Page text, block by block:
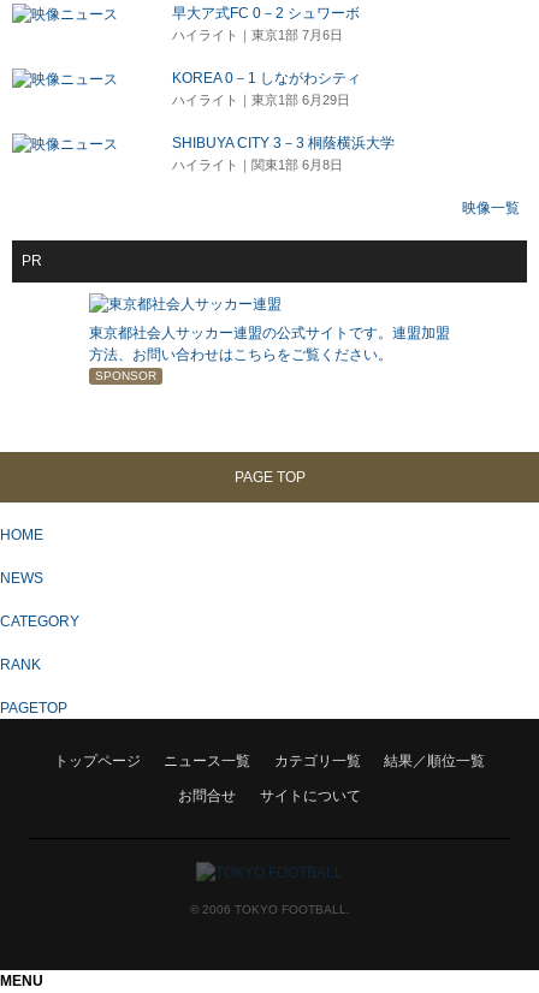
早大ア式FC 0－2 シュワーボ
ハイライト｜東京1部 7月6日
KOREA 0－1 しながわシティ
ハイライト｜東京1部 6月29日
SHIBUYA CITY 3－3 桐蔭横浜大学
ハイライト｜関東1部 6月8日
映像一覧
PR
東京都社会人サッカー連盟の公式サイトです。連盟加盟
方法、お問い合わせはこちらをご覧ください。
SPONSOR
PAGE TOP
HOME
NEWS
CATEGORY
RANK
PAGETOP
トップページ ニュース一覧 カテゴリ一覧 結果／順位一覧
お問合せ サイトについて
© 2006 TOKYO FOOTBALL.
MENU